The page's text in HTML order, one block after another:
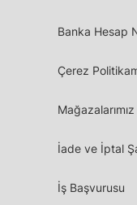
Banka Hesap
Çerez
Mağazalarımız
İade ve İptal
İş Başvurusu